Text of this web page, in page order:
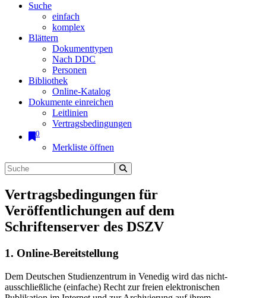
Suche
einfach
komplex
Blättern
Dokumenttypen
Nach DDC
Personen
Bibliothek
Online-Katalog
Dokumente einreichen
Leitlinien
Vertragsbedingungen
0
Merkliste öffnen
Vertragsbedingungen für
Veröffentlichungen auf dem
Schriftenserver des DSZV
1. Online-Bereitstellung
Dem Deutschen Studienzentrum in Venedig wird das nicht-
ausschließliche (einfache) Recht zur freien elektronischen